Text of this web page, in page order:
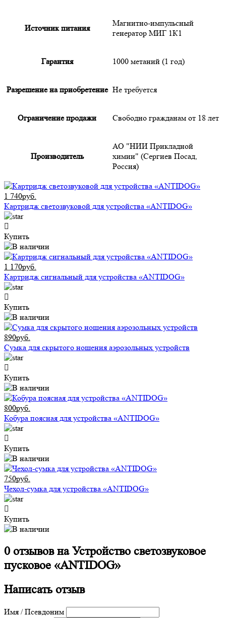
Источник питания
Магнитно-импульсный
генератор МИГ 1К1
Гарантия 1000 метаний (1 год)
Разрешение на приобретение Не требуется
Ограничение продажи Свободно гражданам от 18 лет
Производитель
АО "НИИ Прикладной
химии" (Сергиев Посад,
Россия)
1 740руб.
Картридж светозвуковой для устройства «ANTIDOG»
Купить
1 170руб.
Картридж сигнальный для устройства «ANTIDOG»
Купить
890руб.
Сумка для скрытого ношения аэрозольных устройств
Купить
800руб.
Кобура поясная для устройства «ANTIDOG»
Купить
750руб.
Чехол-сумка для устройства «ANTIDOG»
Купить
0 отзывов наУстройство светозвуковое
пусковое «ANTIDOG»
Написать отзыв
Имя / Псевдоним